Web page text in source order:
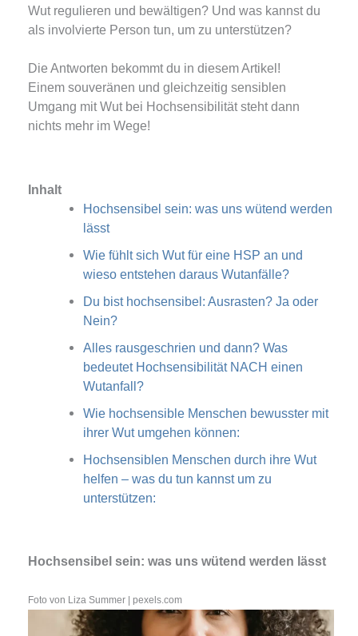
Wut regulieren und bewältigen? Und was kannst du
als involvierte Person tun, um zu unterstützen?
Die Antworten bekommt du in diesem Artikel!
Einem souveränen und gleichzeitig sensiblen
Umgang mit Wut bei Hochsensibilität steht dann
nichts mehr im Wege!
Inhalt
Hochsensibel sein: was uns wütend werden
lässt
Wie fühlt sich Wut für eine HSP an und
wieso entstehen daraus Wutanfälle?
Du bist hochsensibel: Ausrasten? Ja oder
Nein?
Alles rausgeschrien und dann? Was
bedeutet Hochsensibilität NACH einen
Wutanfall?
Wie hochsensible Menschen bewusster mit
ihrer Wut umgehen können:
Hochsensiblen Menschen durch ihre Wut
helfen – was du tun kannst um zu
unterstützen:
Hochsensibel sein: was uns wütend werden lässt
Foto von Liza Summer | pexels.com